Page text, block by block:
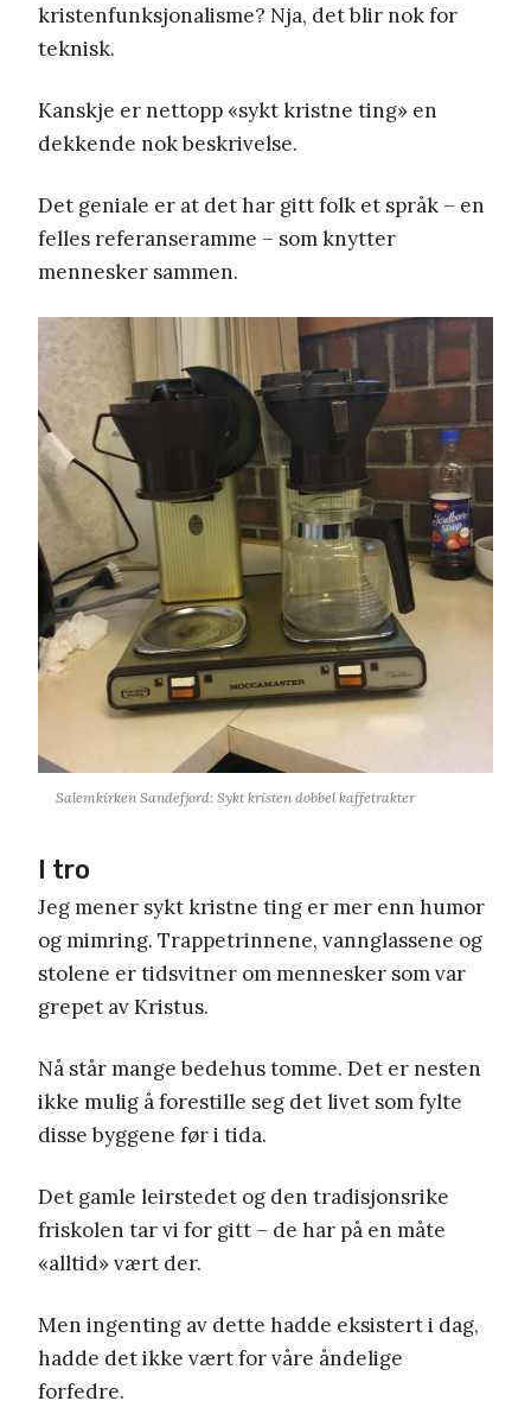
kristenfunksjonalisme? Nja, det blir nok for
teknisk.
Kanskje er nettopp «sykt kristne ting» en
dekkende nok beskrivelse.
Det geniale er at det har gitt folk et språk – en
felles referanseramme – som knytter
mennesker sammen.
Salemkirken Sandefjord: Sykt kristen dobbel kaffetrakter
I tro
Jeg mener sykt kristne ting er mer enn humor
og mimring. Trappetrinnene, vannglassene og
stolene er tidsvitner om mennesker som var
grepet av Kristus.
Nå står mange bedehus tomme. Det er nesten
ikke mulig å forestille seg det livet som fylte
disse byggene før i tida.
Det gamle leirstedet og den tradisjonsrike
friskolen tar vi for gitt – de har på en måte
«alltid» vært der.
Men ingenting av dette hadde eksistert i dag,
hadde det ikke vært for våre åndelige
forfedre.